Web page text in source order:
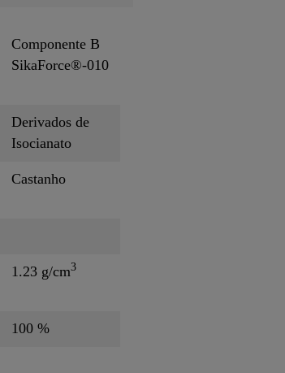
Componente B
SikaForce®-010
Derivados de
Isocianato
Castanho
1.23 g/cm3
100 %